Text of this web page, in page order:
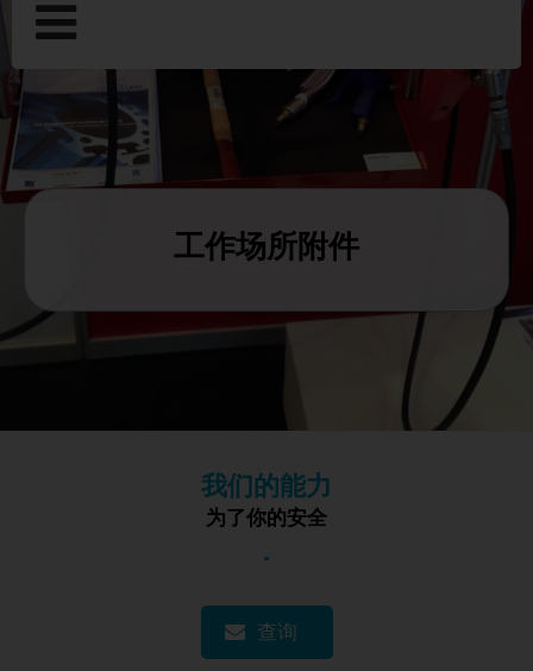
TÜRKÇE
MAGYAR
NEDERLANDS
工作场所附件
我们的能力
为了你的安全
.
查询